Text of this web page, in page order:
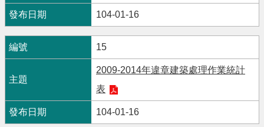
104-01-16
15
2009-2014年違章建築處理作業統計
表
104-01-16